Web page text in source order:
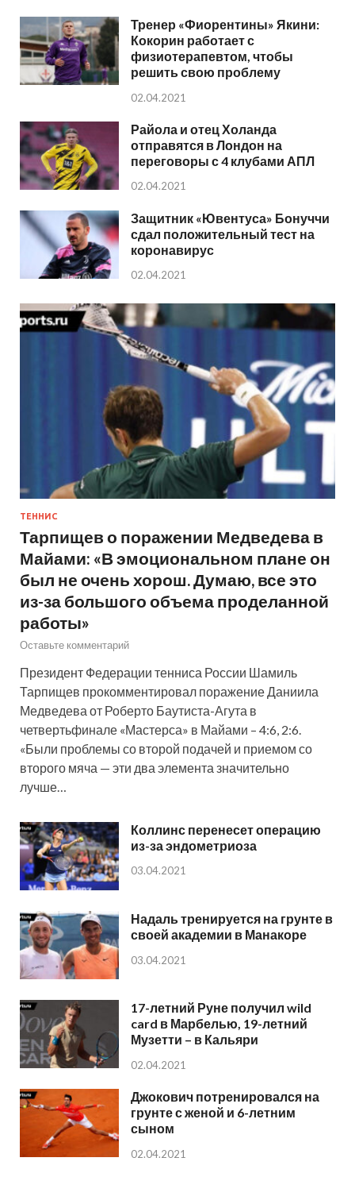
Тренер «Фиорентины» Якини:
Кокорин работает с
физиотерапевтом, чтобы
решить свою проблему
02.04.2021
Райола и отец Холанда
отправятся в Лондон на
переговоры с 4 клубами АПЛ
02.04.2021
Защитник «Ювентуса» Бонуччи
сдал положительный тест на
коронавирус
02.04.2021
ТЕННИС
Тарпищев о поражении Медведева в
Майами: «В эмоциональном плане он
был не очень хорош. Думаю, все это
из-за большого объема проделанной
работы»
Оставьте комментарий
Президент Федерации тенниса России Шамиль
Тарпищев прокомментировал поражение Даниила
Медведева от Роберто Баутиста-Агута в
четвертьфинале «Мастерса» в Майами – 4:6, 2:6.
«Были проблемы со второй подачей и приемом со
второго мяча — эти два элемента значительно
лучше…
Коллинс перенесет операцию
из-за эндометриоза
03.04.2021
Надаль тренируется на грунте в
своей академии в Манакоре
03.04.2021
17-летний Руне получил wild
card в Марбелью, 19-летний
Музетти – в Кальяри
02.04.2021
Джокович потренировался на
грунте с женой и 6-летним
сыном
02.04.2021